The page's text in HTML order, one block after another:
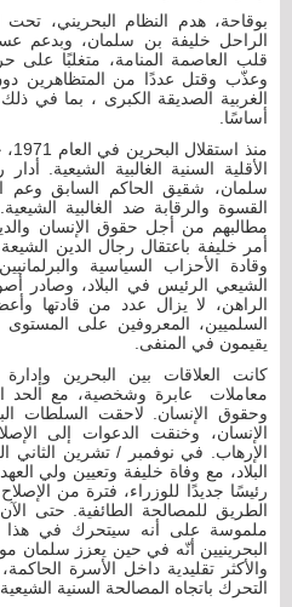
بوقاحة، هدم النظام البحريني، تحت
الراحل خليفة بن سلمان، وبدعم
وعذّب وقتل عددًا من المتظاهرين
الغربية الصديقة الكبرى ، بما في
أساسًا.
الأقلية السنية الغالبية الشيعية.
سلمان، شقيق الحاكم السابق وعم
القسوة والرقابة ضد الغالبية
مطالبهم من أجل حقوق الإنسان
أمر خليفة باعتقال رجال الدين الشيعة
وقادة الأحزاب السياسية
الشيعي الرئيس في البلاد، وصادر
الراهن، لا يزال عدد من قادتها
السلميين، المعروفين على
يقيمون في المنفى.
كانت العلاقات بين البحرين
معاملات عابرة وشخصية، مع الحد
وحقوق الإنسان. لاحقت السلطات
الإنسان، وخنقت الدعوات إلى
الإرهاب. في نوفمبر / تشرين الثاني
البلاد، مع وفاة خليفة وتعيين ولي
رئيسًا جديدًا للوزراء، فترة من
الطريق للمصالحة الطائفية. حتى
ملموسة على أنه سيتحرك في هذا
البحرينيين أنّه في حين يعزز سلمان
والأكثر تقليدية داخل الأسرة
التحرك باتجاه المصالحة السنية الشيعية.